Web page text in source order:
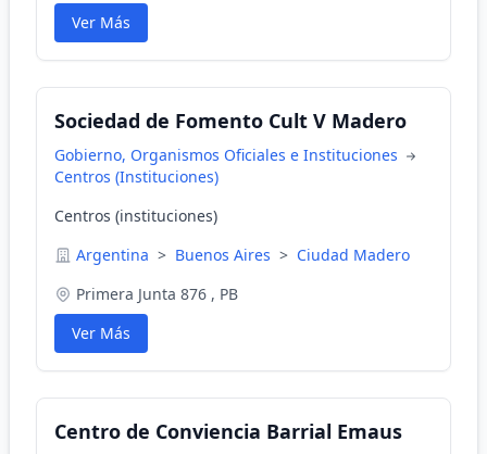
Ver Más
Sociedad de Fomento Cult V Madero
Gobierno, Organismos Oficiales e Instituciones
Centros (Instituciones)
Centros (instituciones)
Argentina > Buenos Aires > Ciudad Madero
Primera Junta 876 , PB
Ver Más
Centro de Conviencia Barrial Emaus